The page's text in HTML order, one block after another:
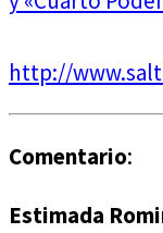
http://
Comentario:
Estimada